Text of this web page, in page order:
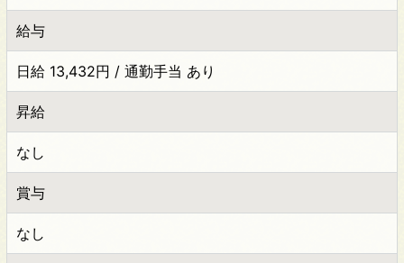
給与
日給 13,432円 / 通勤手当 あり
昇給
なし
賞与
なし